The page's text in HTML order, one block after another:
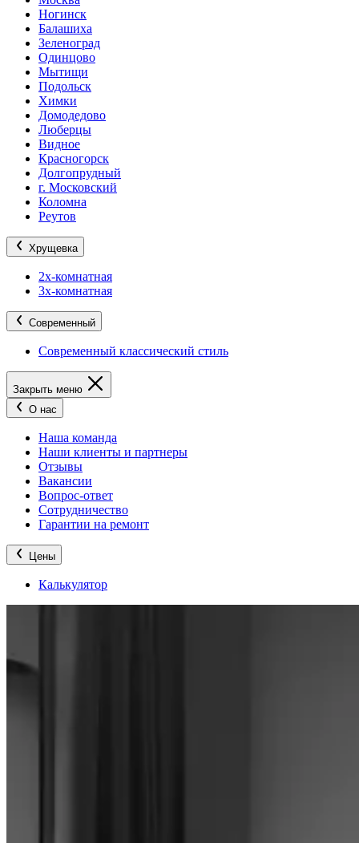
Ногинск
Балашиха
Зеленоград
Одинцово
Мытищи
Подольск
Химки
Домодедово
Люберцы
Видное
Красногорск
Долгопрудный
г. Московский
Коломна
Реутов
Хрущевка
2х-комнатная
3х-комнатная
Современный
Современный классический стиль
Закрыть меню
О нас
Наша команда
Наши клиенты и партнеры
Отзывы
Вакансии
Вопрос-ответ
Сотрудничество
Гарантии на ремонт
Цены
Калькулятор